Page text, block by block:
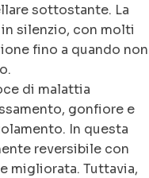
sottostante. La
in silenzio, con molti
fino a quando non
di malattia
gonfiore e
In questa
reversibile con
migliorata. Tuttavia,